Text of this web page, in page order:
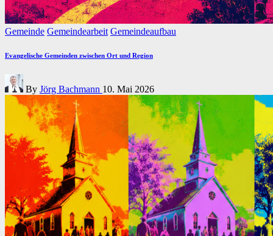
Posted
Gemeinde Gemeindearbeit Gemeindeaufbau
Evangelische Gemeinden zwischen Ort und Region
Posted
by
By Jörg Bachmann 10. Mai 2026